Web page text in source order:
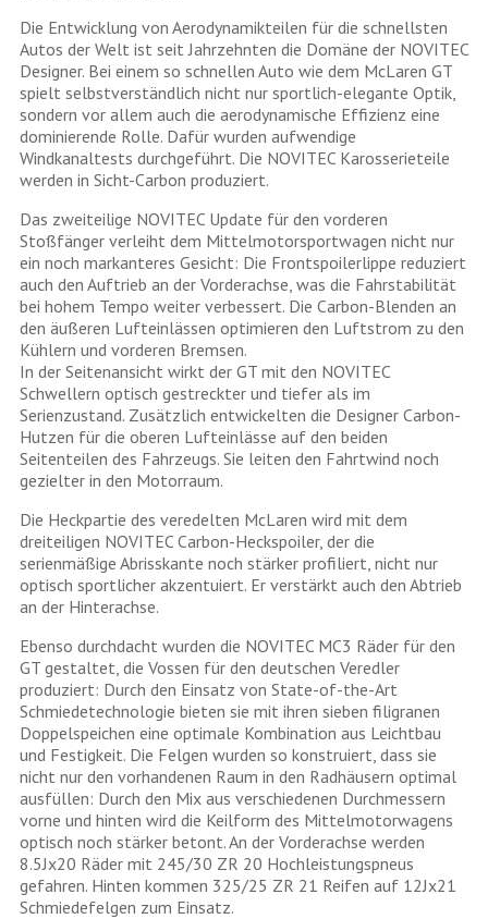
Die Entwicklung von Aerodynamikteilen für die schnellsten
Autos der Welt ist seit Jahrzehnten die Domäne der NOVITEC
Designer. Bei einem so schnellen Auto wie dem McLaren GT
spielt selbstverständlich nicht nur sportlich-elegante Optik,
sondern vor allem auch die aerodynamische Effizienz eine
dominierende Rolle. Dafür wurden aufwendige
Windkanaltests durchgeführt. Die NOVITEC Karosserieteile
werden in Sicht-Carbon produziert.
Das zweiteilige NOVITEC Update für den vorderen
Stoßfänger verleiht dem Mittelmotorsportwagen nicht nur
ein noch markanteres Gesicht: Die Frontspoilerlippe reduziert
auch den Auftrieb an der Vorderachse, was die Fahrstabilität
bei hohem Tempo weiter verbessert. Die Carbon-Blenden an
den äußeren Lufteinlässen optimieren den Luftstrom zu den
Kühlern und vorderen Bremsen.
In der Seitenansicht wirkt der GT mit den NOVITEC
Schwellern optisch gestreckter und tiefer als im
Serienzustand. Zusätzlich entwickelten die Designer Carbon-
Hutzen für die oberen Lufteinlässe auf den beiden
Seitenteilen des Fahrzeugs. Sie leiten den Fahrtwind noch
gezielter in den Motorraum.
Die Heckpartie des veredelten McLaren wird mit dem
dreiteiligen NOVITEC Carbon-Heckspoiler, der die
serienmäßige Abrisskante noch stärker profiliert, nicht nur
optisch sportlicher akzentuiert. Er verstärkt auch den Abtrieb
an der Hinterachse.
Ebenso durchdacht wurden die NOVITEC MC3 Räder für den
GT gestaltet, die Vossen für den deutschen Veredler
produziert: Durch den Einsatz von State-of-the-Art
Schmiedetechnologie bieten sie mit ihren sieben filigranen
Doppelspeichen eine optimale Kombination aus Leichtbau
und Festigkeit. Die Felgen wurden so konstruiert, dass sie
nicht nur den vorhandenen Raum in den Radhäusern optimal
ausfüllen: Durch den Mix aus verschiedenen Durchmessern
vorne und hinten wird die Keilform des Mittelmotorwagens
optisch noch stärker betont. An der Vorderachse werden
8.5Jx20 Räder mit 245/30 ZR 20 Hochleistungspneus
gefahren. Hinten kommen 325/25 ZR 21 Reifen auf 12Jx21
Schmiedefelgen zum Einsatz.